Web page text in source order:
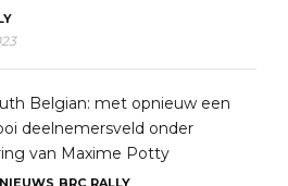
Belgian: met opnieuw een
deelnemersveld onder
van Maxime Potty
BRC RALLY